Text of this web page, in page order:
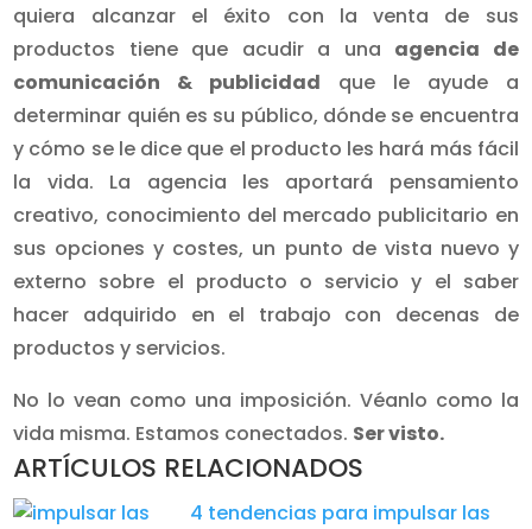
quiera alcanzar el éxito con la venta de sus
productos tiene que acudir a una agencia de
comunicación & publicidad que le ayude a
determinar quién es su público, dónde se encuentra
y cómo se le dice que el producto les hará más fácil
la vida. La agencia les aportará pensamiento
creativo, conocimiento del mercado publicitario en
sus opciones y costes, un punto de vista nuevo y
externo sobre el producto o servicio y el saber
hacer adquirido en el trabajo con decenas de
productos y servicios.
No lo vean como una imposición. Véanlo como la
vida misma. Estamos conectados. Ser visto.
ARTÍCULOS RELACIONADOS
4 tendencias para impulsar las